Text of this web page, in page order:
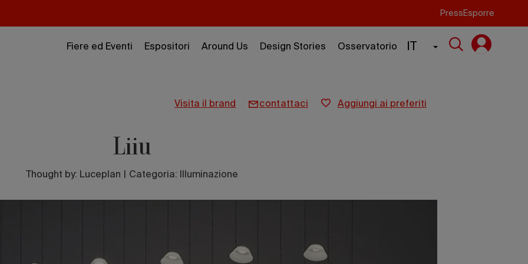
Press Esporre
Fiere ed Eventi Espositori Around Us Design Stories Osservatorio IT
visita il brand contattaci aggiungi ai preferiti
Liiu
Thought by: Luceplan Categoria: Illuminazione